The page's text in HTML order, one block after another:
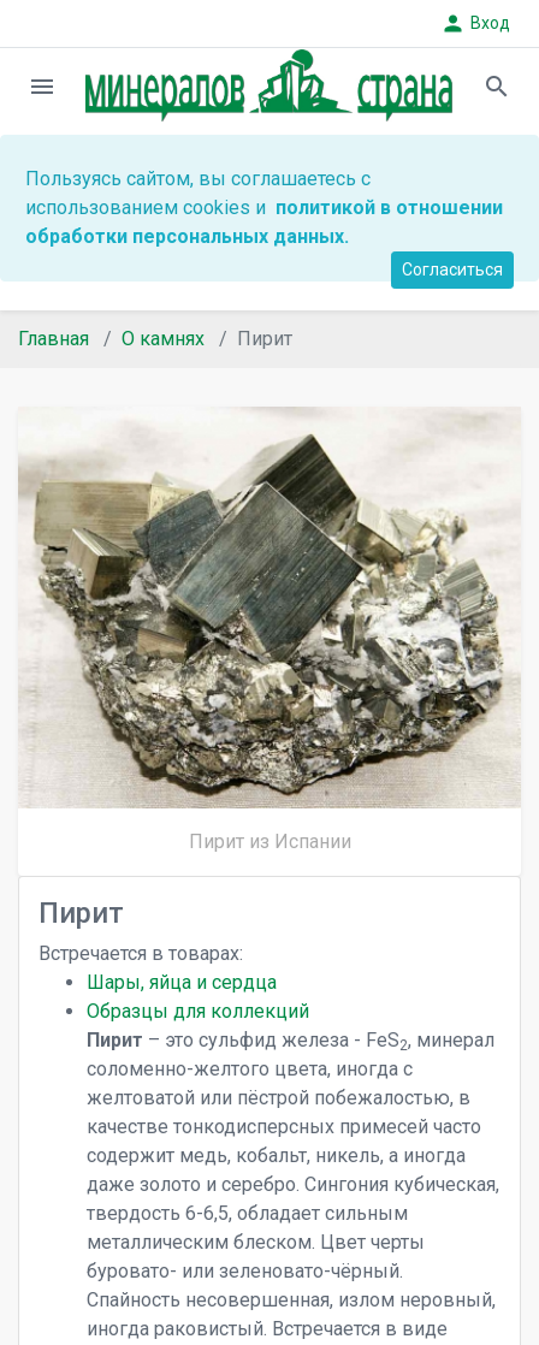
person Вход
menu search
Пользуясь сайтом, вы соглашаетесь с
использованием cookies и политикой в отношении
обработки персональных данных.
Согласиться
Главная О камнях Пирит
Пирит из Испании
Пирит
Встречается в товарах:
Шары, яйца и сердца
Образцы для коллекций
Пирит – это сульфид железа - FeS2, минерал
соломенно-желтого цвета, иногда с
желтоватой или пёстрой побежалостью, в
качестве тонкодисперсных примесей часто
содержит медь, кобальт, никель, а иногда
даже золото и серебро. Сингония кубическая,
твердость 6-6,5, обладает сильным
металлическим блеском. Цвет черты
буровато- или зеленовато-чёрный.
Спайность несовершенная, излом неровный,
иногда раковистый. Встречается в виде